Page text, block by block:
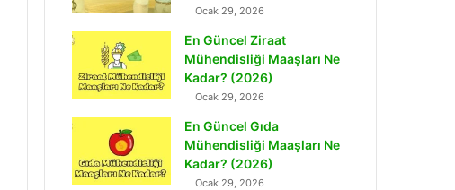
Ocak 29, 2026
En Güncel Ziraat
Mühendisliği Maaşları Ne
Kadar? (2026)
Ocak 29, 2026
En Güncel Gıda
Mühendisliği Maaşları Ne
Kadar? (2026)
Ocak 29, 2026